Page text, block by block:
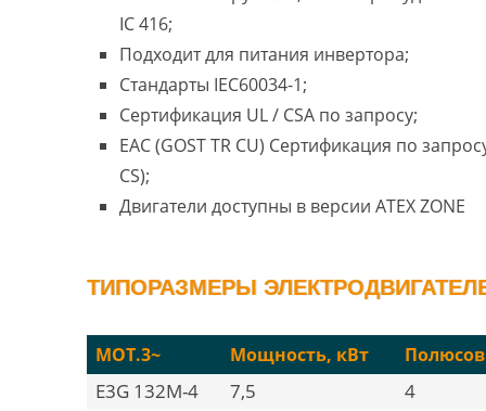
IC 416;
Подходит для питания инвертора;
Стандарты IEC60034-1;
Сертификация UL / CSA по запросу;
EAC (GOST TR CU) Сертификация по
CS);
Двигатели доступны в версии ATEX ZONE
ТИПОРАЗМЕРЫ
MOT.3~ Мощность, кВт Полюсов
E3G 132M-4 7,5 4